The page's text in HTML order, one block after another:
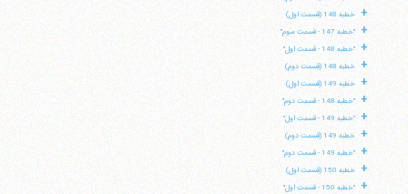
+ خطبه 148 (قسمت اول)
+ "خطبه 147 - قسمت سوم"
+ "خطبه 148 - قسمت اول"
+ خطبه 148 (قسمت دوم)
+ خطبه 149 (قسمت اول)
+ "خطبه 148 - قسمت دوم"
+ "خطبه 149 - قسمت اول"
+ خطبه 149 (قسمت دوم)
+ "خطبه 149 - قسمت دوم"
+ خطبه 150 (قسمت اول)
+ "خطبه 150 - قسمت اول"